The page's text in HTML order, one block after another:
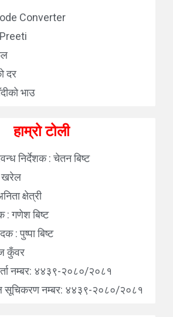
Converter
दर
भाउ
हाम्रो टोली
निर्देशक : चेतन बिष्ट
खरेल
क्षेत्री
: गणेश बिष्ट
: पुष्पा बिष्ट
कुँवर
नम्बर: ४४३९-२०८०/२०८१
सूचिकरण नम्बर: ४४३९-२०८०/२०८१